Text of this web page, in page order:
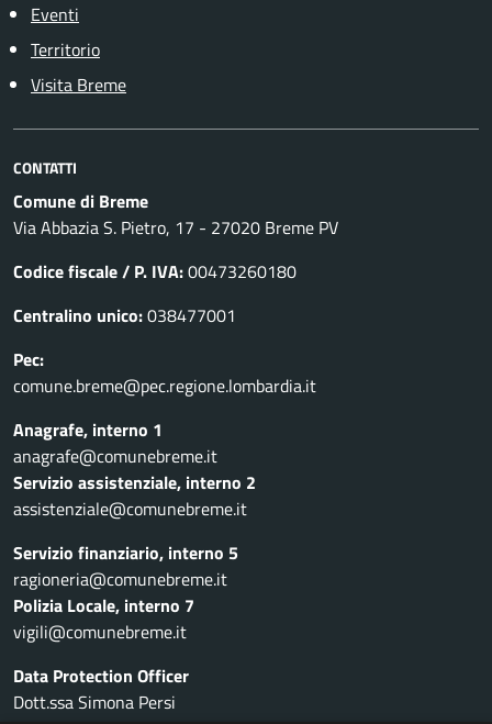
Eventi
Territorio
Visita Breme
CONTATTI
Comune di Breme
Via Abbazia S. Pietro, 17 - 27020 Breme PV
Codice fiscale / P. IVA:00473260180
Centralino unico:038477001
Pec:
comune.breme@pec.regione.lombardia.it
Anagrafe, interno 1
anagrafe@comunebreme.it
Servizio assistenziale, interno 2
assistenziale@comunebreme.it
Servizio finanziario, interno 5
ragioneria@comunebreme.it
Polizia Locale, interno 7
vigili@comunebreme.it
Data Protection Officer
Dott.ssa Simona Persi